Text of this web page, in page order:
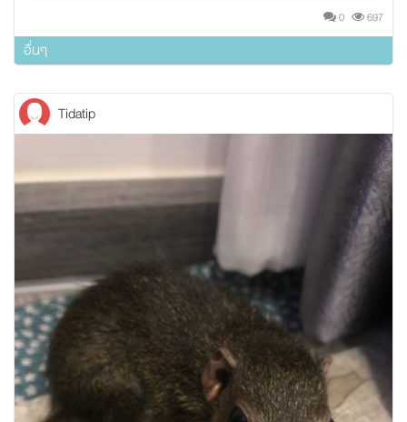
0 697
อื่นๆ
Tidatip